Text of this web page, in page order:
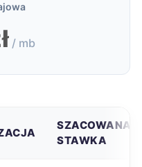
/ mb
SZACOWANA
STAWKA